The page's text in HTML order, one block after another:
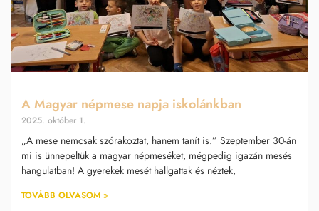
A Magyar népmese napja iskolánkban
2025. október 1.
„A mese nemcsak szórakoztat, hanem tanít is.” Szeptember 30-án
mi is ünnepeltük a magyar népmeséket, mégpedig igazán mesés
hangulatban! A gyerekek mesét hallgattak és néztek,
TOVÁBB OLVASOM »